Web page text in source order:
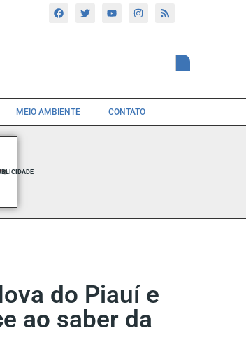
MEIO AMBIENTE CONTATO
do Piauí e
ao saber da